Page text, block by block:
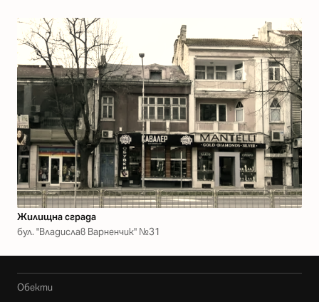
Жилищна сграда
бул. "Владислав Варненчик" №31
Обекти